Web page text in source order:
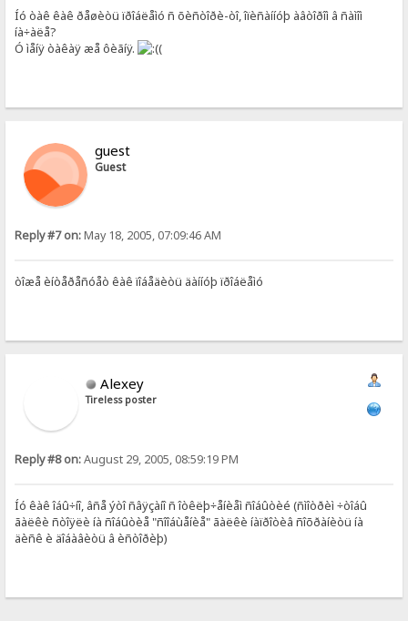
Íó òàê êàê ðåøèòü ïðîáëåìó ñ õèñòîðè-òî, îïèñàííóþ àâòîðîì â ñàìîì
íà÷àëå?
Ó ìåíÿ òàêàÿ æå ôèãíÿ.
(
guest
Guest
Reply #7 on:May 18, 2005, 07:09:46 AM
òîæå èíòåðåñóåò êàê ïîáåäèòü äàííóþ ïðîáëåìó
Alexey
Tireless poster
Reply #8 on:August 29, 2005, 08:59:19 PM
Íó êàê îáû÷íî, âñå ýòî ñâÿçàíî ñ îòêëþ÷åíèåì ñîáûòèé (ñìîòðèì ÷òîáû
ãàëêè ñòîÿëè íà ñîáûòèå "ñîîáùåíèå" ãàëêè íàïðîòèâ ñîõðàíèòü íà
äèñê è äîáàâèòü â èñòîðèþ)